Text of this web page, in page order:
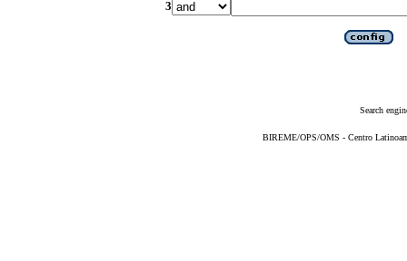
3
Search
BIREME/OPS/OMS - Centro